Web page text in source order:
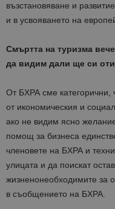
възстановяване и
и в усвояването на
Смъртта на туризма
да видим дали ще си
От БХРА сме категорични,
от икономическия и
ако не видим ясно
помощ за бизнеса
членовете на БХРА и
улицата и да поискат
жизненонеобходимите за
в съобщението на БХРА.